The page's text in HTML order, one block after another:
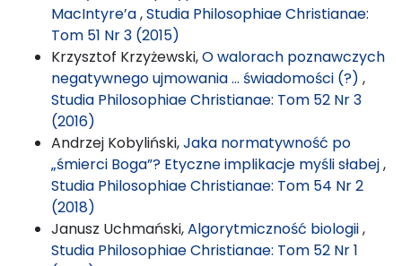
MacIntyre’a,Studia Philosophiae Christianae:
Tom 51 Nr 3 (2015)
Krzysztof Krzyżewski,O walorach poznawczych
negatywnego ujmowania … świadomości (?) ,
Studia Philosophiae Christianae: Tom 52 Nr 3
(2016)
Andrzej Kobyliński,Jaka normatywność po
„śmierci Boga”? Etyczne implikacje myśli słabej,
Studia Philosophiae Christianae: Tom 54 Nr 2
(2018)
Janusz Uchmański,Algorytmiczność biologii,
Studia Philosophiae Christianae: Tom 52 Nr 1